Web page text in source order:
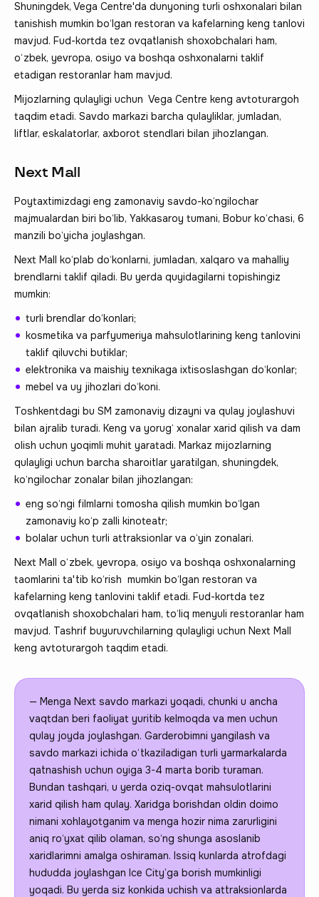
Shuningdek, Vega Centre'da dunyoning turli oshxonalari bilan
tanishish mumkin bo‘lgan restoran va kafelarning keng tanlovi
mavjud. Fud-kortda tez ovqatlanish shoxobchalari ham,
o‘zbek, yevropa, osiyo va boshqa oshxonalarni taklif
etadigan restoranlar ham mavjud.
Mijozlarning qulayligi uchun Vega Centre keng avtoturargoh
taqdim etadi. Savdo markazi barcha qulayliklar, jumladan,
liftlar, eskalatorlar, axborot stendlari bilan jihozlangan.
Next Mall
Poytaxtimizdagi eng zamonaviy savdo-ko‘ngilochar
majmualardan biri bo‘lib, Yakkasaroy tumani, Bobur ko‘chasi, 6
manzili bo‘yicha joylashgan.
Next Mall ko‘plab do‘konlarni, jumladan, xalqaro va mahalliy
brendlarni taklif qiladi. Bu yerda quyidagilarni topishingiz
mumkin:
turli brendlar do‘konlari;
kosmetika va parfyumeriya mahsulotlarining keng tanlovini
taklif qiluvchi butiklar;
elektronika va maishiy texnikaga ixtisoslashgan do‘konlar;
mebel va uy jihozlari do‘koni.
Toshkentdagi bu SM zamonaviy dizayni va qulay joylashuvi
bilan ajralib turadi. Keng va yorug‘ xonalar xarid qilish va dam
olish uchun yoqimli muhit yaratadi. Markaz mijozlarning
qulayligi uchun barcha sharoitlar yaratilgan, shuningdek,
ko‘ngilochar zonalar bilan jihozlangan:
eng so‘ngi filmlarni tomosha qilish mumkin bo‘lgan
zamonaviy ko‘p zalli kinoteatr;
bolalar uchun turli attraksionlar va o‘yin zonalari.
Next Mall o‘zbek, yevropa, osiyo va boshqa oshxonalarning
taomlarini ta'tib ko‘rish mumkin bo‘lgan restoran va
kafelarning keng tanlovini taklif etadi. Fud-kortda tez
ovqatlanish shoxobchalari ham, to‘liq menyuli restoranlar ham
mavjud. Tashrif buyuruvchilarning qulayligi uchun Next Mall
keng avtoturargoh taqdim etadi.
— Menga Next savdo markazi yoqadi, chunki u ancha
vaqtdan beri faoliyat yuritib kelmoqda va men uchun
qulay joyda joylashgan. Garderobimni yangilash va
savdo markazi ichida o‘tkaziladigan turli yarmarkalarda
qatnashish uchun oyiga 3-4 marta borib turaman.
Bundan tashqari, u yerda oziq-ovqat mahsulotlarini
xarid qilish ham qulay. Xaridga borishdan oldin doimo
nimani xohlayotganim va menga hozir nima zarurligini
aniq ro‘yxat qilib olaman, so‘ng shunga asoslanib
xaridlarimni amalga oshiraman. Issiq kunlarda atrofdagi
hududda joylashgan Ice City’ga borish mumkinligi
yoqadi. Bu yerda siz konkida uchish va attraksionlarda